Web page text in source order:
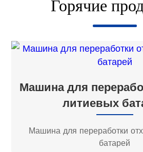
Горячие
Машина для
литиевых
Машина для переработки
батарей